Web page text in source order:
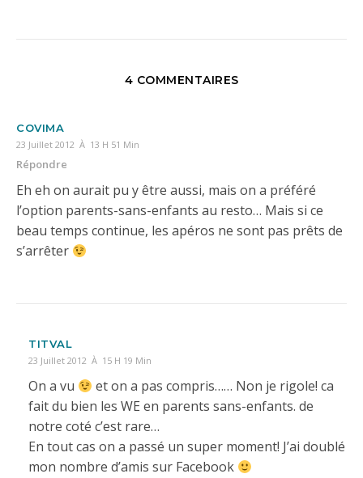
4 COMMENTAIRES
COVIMA
23 Juillet 2012 À 13 H 51 Min
Répondre
Eh eh on aurait pu y être aussi, mais on a préféré
l’option parents-sans-enfants au resto… Mais si ce
beau temps continue, les apéros ne sont pas prêts de
s’arrêter
TITVAL
23 Juillet 2012 À 15 H 19 Min
On a vu
et on a pas compris…… Non je rigole! ca
fait du bien les WE en parents sans-enfants. de
notre coté c’est rare…
En tout cas on a passé un super moment! J’ai doublé
mon nombre d’amis sur Facebook